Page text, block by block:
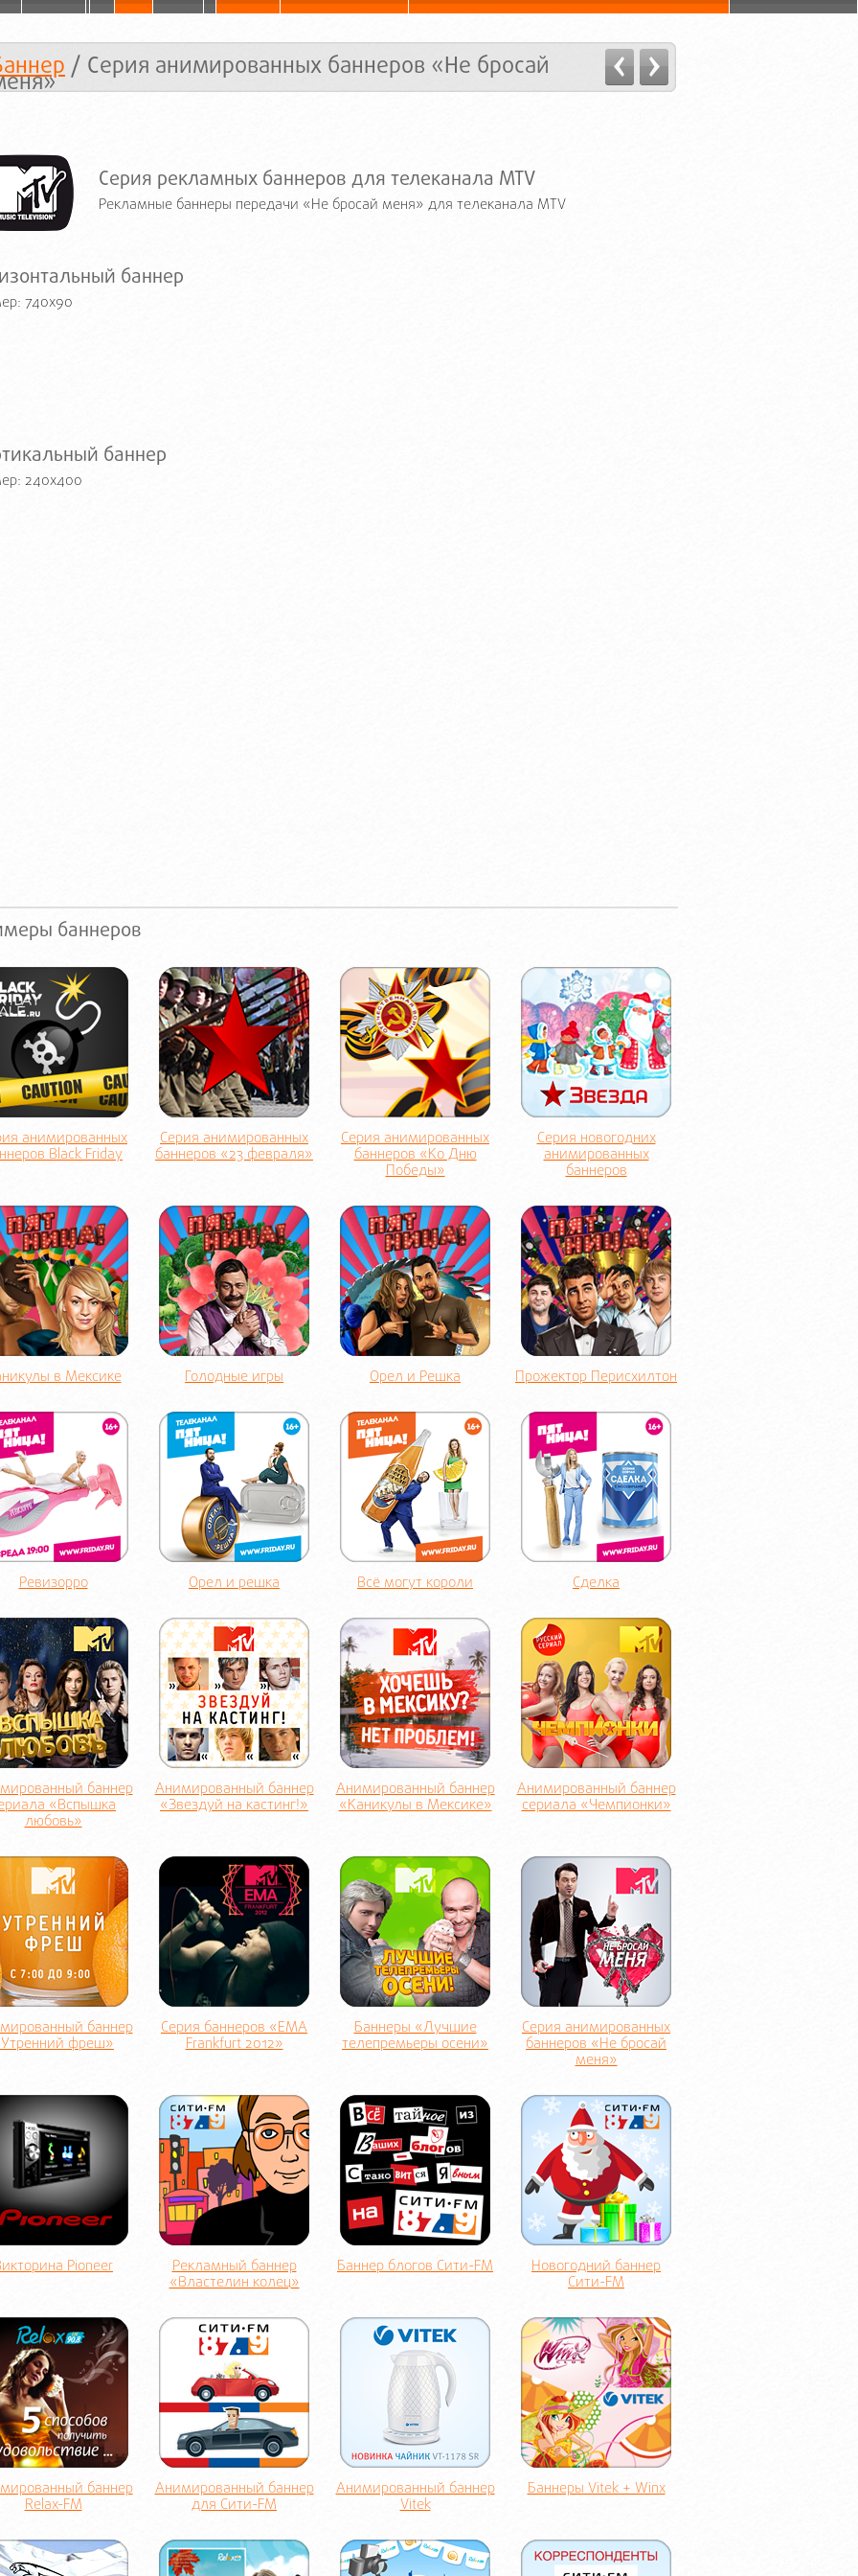
/ Серия анимированных баннеров «Не бросай
Серия рекламных баннеров для телеканала MTV
Рекламные баннеры передачи «Не бросай меня» для телеканала MTV
баннер
740x90
баннер
240x400
баннеров
анимированных
Black Friday
Серия анимированных
баннеров «23 февраля»
Серия анимированных
баннеров «Ко Дню
Победы»
Серия новогодних
анимированных
баннеров
в Мексике Голодные игры Орел и Решка Прожектор Перисхилтон
Ревизорро Орел и решка Всё могут короли Сделка
баннер
«Вспышка
любовь»
Анимированный баннер
«Звездуй на кастинг!»
Анимированный баннер
«Каникулы в Мексике»
Анимированный баннер
сериала «Чемпионки»
баннер
фреш»
Серия баннеров «EMA
Frankfurt 2012»
Баннеры «Лучшие
телепремьеры осени»
Серия анимированных
баннеров «Не бросай
меня»
Pioneer Рекламный баннер
«Властелин колец»
Баннер блогов Сити-FM Новогодний баннер
Сити-FM
баннер
Relax-FM
Анимированный баннер
для Сити-FM
Анимированный баннер
Vitek
Баннеры Vitek + Winx